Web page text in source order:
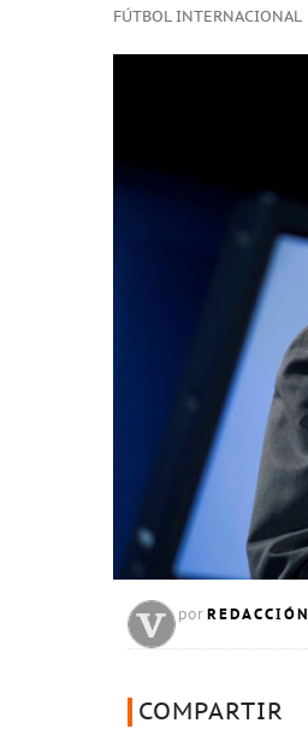
FÚTBOL INTERNACIONAL
por REDACCIÓN
COMPARTIR